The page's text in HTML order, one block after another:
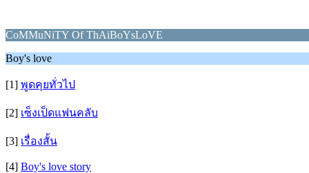
CoMMuNiTY Of ThAiBoYsLoVE
Boy's love
[1] พูดคุยทั่วไป
[2] เซ็งเป็ดแฟนคลับ
[3] เรื่องสั้น
[4] Boy's love story